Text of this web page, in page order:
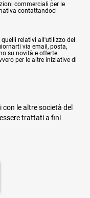
commerciali per le
contattandoci
relativi all'utilizzo del
via email, posta,
su novità e offerte
per le altre iniziative di
le altre società del
trattati a fini